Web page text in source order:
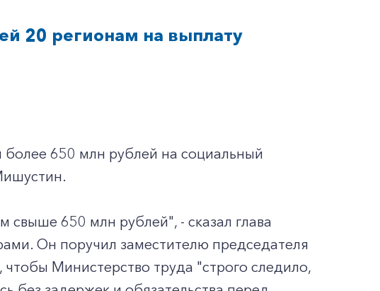
20 регионам на выплату
более 650 млн рублей на социальный
650 млн рублей", - сказал глава
Он поручил заместителю председателя
чтобы Министерство труда "строго следило,